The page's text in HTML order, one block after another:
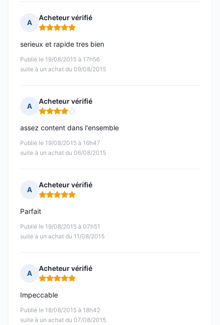
A
Acheteur vérifié
Note : 5 sur 5
Publié le 19/08/2015 à 17h56
suite à un achat du 09/08/2015
serieux et rapide tres bien
A
Acheteur vérifié
Note : 4 sur 5
Publié le 19/08/2015 à 16h47
suite à un achat du 06/08/2015
assez content dans l'ensemble
A
Acheteur vérifié
Note : 5 sur 5
Publié le 19/08/2015 à 07h51
suite à un achat du 11/08/2015
Parfait
A
Acheteur vérifié
Note : 5 sur 5
Publié le 18/08/2015 à 18h42
suite à un achat du 07/08/2015
Impeccable